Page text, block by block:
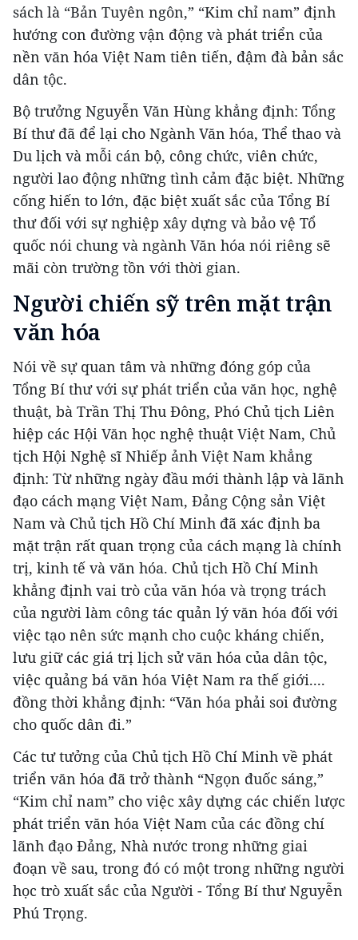
sách là “Bản Tuyên ngôn,” “Kim chỉ nam” định
hướng con đường vận động và phát triển của
nền văn hóa Việt Nam tiên tiến, đậm đà bản sắc
dân tộc.
Bộ trưởng Nguyễn Văn Hùng khẳng định: Tổng
Bí thư đã để lại cho Ngành Văn hóa, Thể thao và
Du lịch và mỗi cán bộ, công chức, viên chức,
người lao động những tình cảm đặc biệt. Những
cống hiến to lớn, đặc biệt xuất sắc của Tổng Bí
thư đối với sự nghiệp xây dựng và bảo vệ Tổ
quốc nói chung và ngành Văn hóa nói riêng sẽ
mãi còn trường tồn với thời gian.
Người chiến sỹ trên mặt trận
văn hóa
Nói về sự quan tâm và những đóng góp của
Tổng Bí thư với sự phát triển của văn học, nghệ
thuật, bà Trần Thị Thu Đông, Phó Chủ tịch Liên
hiệp các Hội Văn học nghệ thuật Việt Nam, Chủ
tịch Hội Nghệ sĩ Nhiếp ảnh Việt Nam khẳng
định: Từ những ngày đầu mới thành lập và lãnh
đạo cách mạng Việt Nam, Đảng Cộng sản Việt
Nam và Chủ tịch Hồ Chí Minh đã xác định ba
mặt trận rất quan trọng của cách mạng là chính
trị, kinh tế và văn hóa. Chủ tịch Hồ Chí Minh
khẳng định vai trò của văn hóa và trọng trách
của người làm công tác quản lý văn hóa đối với
việc tạo nên sức mạnh cho cuộc kháng chiến,
lưu giữ các giá trị lịch sử văn hóa của dân tộc,
việc quảng bá văn hóa Việt Nam ra thế giới....
đồng thời khẳng định: “Văn hóa phải soi đường
cho quốc dân đi.”
Các tư tưởng của Chủ tịch Hồ Chí Minh về phát
triển văn hóa đã trở thành “Ngọn đuốc sáng,”
“Kim chỉ nam” cho việc xây dựng các chiến lược
phát triển văn hóa Việt Nam của các đồng chí
lãnh đạo Đảng, Nhà nước trong những giai
đoạn về sau, trong đó có một trong những người
học trò xuất sắc của Người - Tổng Bí thư Nguyễn
Phú Trọng.